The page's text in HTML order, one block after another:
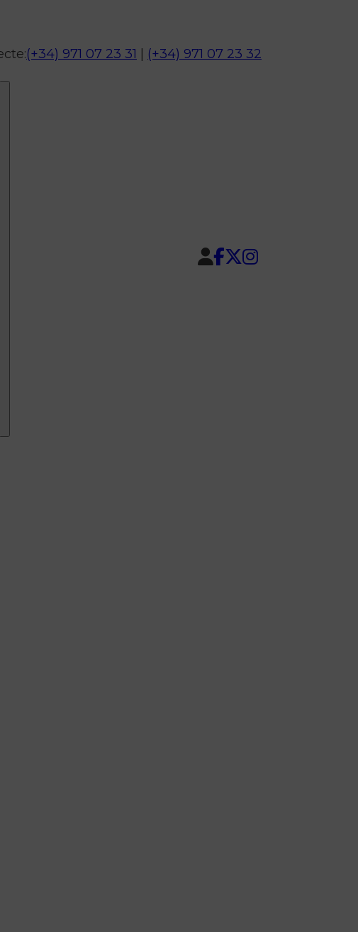
(+34) 971 07 23 31 (+34) 971 07 23 32